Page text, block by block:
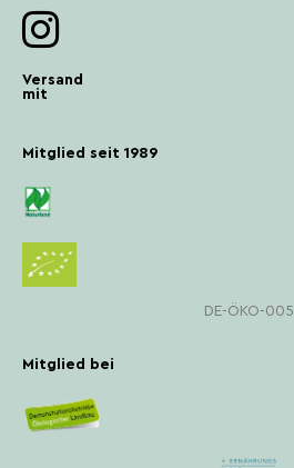
Versand
mit
Mitglied seit 1989
DE-ÖKO-005
Mitglied bei